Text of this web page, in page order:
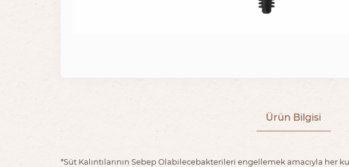
Ürün Bilgisi
*Süt Kalıntılarının Sebep Olabilecebakterileri engellemek amacıyla her